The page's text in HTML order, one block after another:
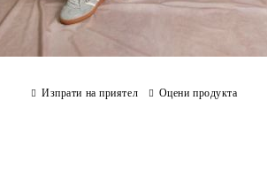
Изпрати на приятел Оцени продукта